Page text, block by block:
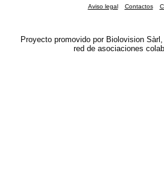
Aviso legal Contactos
Proyecto promovido por Biolovision
red de asociaciones